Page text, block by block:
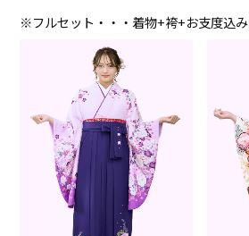
※フルセット・・・着物+袴+お支度込み